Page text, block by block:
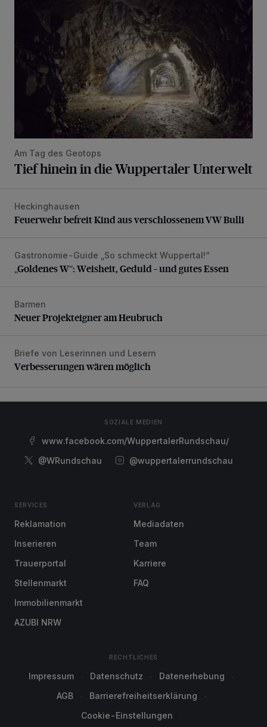
Am Tag des Geotops
Tief hinein in die Wuppertaler Unterwelt
Feuerwehr befreit Kind aus verschlossenem VW Bulli
Heckinghausen
Feuerwehr befreit Kind aus verschlossenem VW Bulli
„Goldenes W“: Weisheit, Geduld – und gutes Essen
Gastronomie-Guide „So schmeckt Wuppertal!“
„Goldenes W“: Weisheit, Geduld – und gutes Essen
Neuer Projekteigner am Heubruch
Barmen
Neuer Projekteigner am Heubruch
Verbesserungen wären möglich
Briefe von Leserinnen und Lesern
Verbesserungen wären möglich
SOZIALE MEDIEN
www.facebook.com/WuppertalerRundschau/
@WRundschau
@wuppertalerrundschau
SERVICES
Reklamation
Inserieren
Trauerportal
Stellenmarkt
Immobilienmarkt
AZUBI NRW
VERLAG
Mediadaten
Team
Karriere
FAQ
RECHTLICHES
Impressum Datenschutz
Datenerhebung
AGB
Barrierefreiheitserklärung
Cookie-Einstellungen